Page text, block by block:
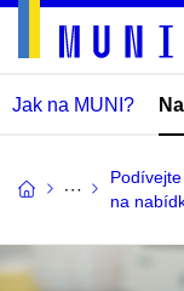
Jak na MUNI?
na